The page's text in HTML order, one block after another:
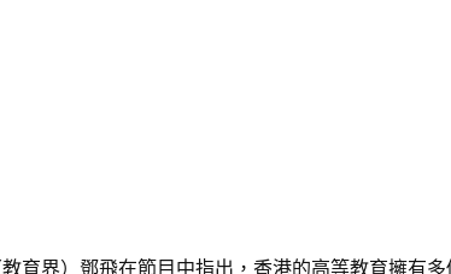
界）鄧飛在節目中指出，香港的高等教育擁有